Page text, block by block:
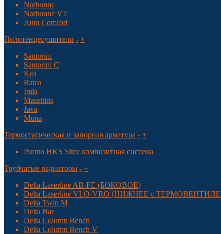
Narbonne
Narbonne VT
Aura Comfort
Полотенцесушители - +
Santorini
Santorini С
Kea
Ratea
Imia
Mauritius
Java
Muna
Термостатическая и запорная арматура - +
Purmo HKS Sitec композитная система
Трубчатые радиаторы - +
Delta Laserline AB-FE (БОКОВОЕ)
Delta Laserline VLO-VRO (НИЖНЕЕ с
Delta Twin M
Delta Bar
Delta Column Bench
Delta Column Bench V